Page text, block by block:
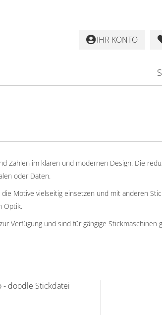
IHR KONTO
Zahlen im klaren und modernen Design. Die
oder Daten.
Motive vielseitig einsetzen und mit anderen
Optik.
Verfügung und sind für gängige Stickmaschinen
- doodle Stickdatei